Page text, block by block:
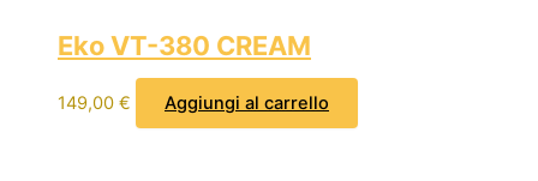
Eko VT-380 CREAM
149,00 € Aggiungi al carrello